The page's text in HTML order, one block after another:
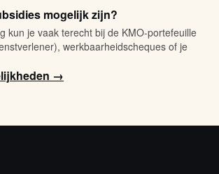
mogelijk zijn?
kun je vaak terecht bij de KMO-portefeuille
werkbaarheidscheques of je
→